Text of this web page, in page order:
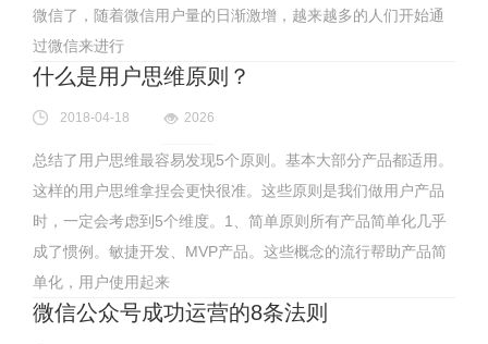
微信了，随着微信用户量的日渐激增，越来越多的人们开始通
过微信来进行
什么是用户思维原则？
2018-04-18 2026
总结了用户思维最容易发现5个原则。基本大部分产品都适用。
这样的用户思维拿捏会更快很准。这些原则是我们做用户产品
时，一定会考虑到5个维度。1、简单原则所有产品简单化几乎
成了惯例。敏捷开发、MVP产品。这些概念的流行帮助产品简
单化，用户使用起来
微信公众号成功运营的8条法则